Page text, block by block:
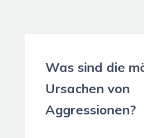
Was sind die
Ursachen von
Aggressionen?